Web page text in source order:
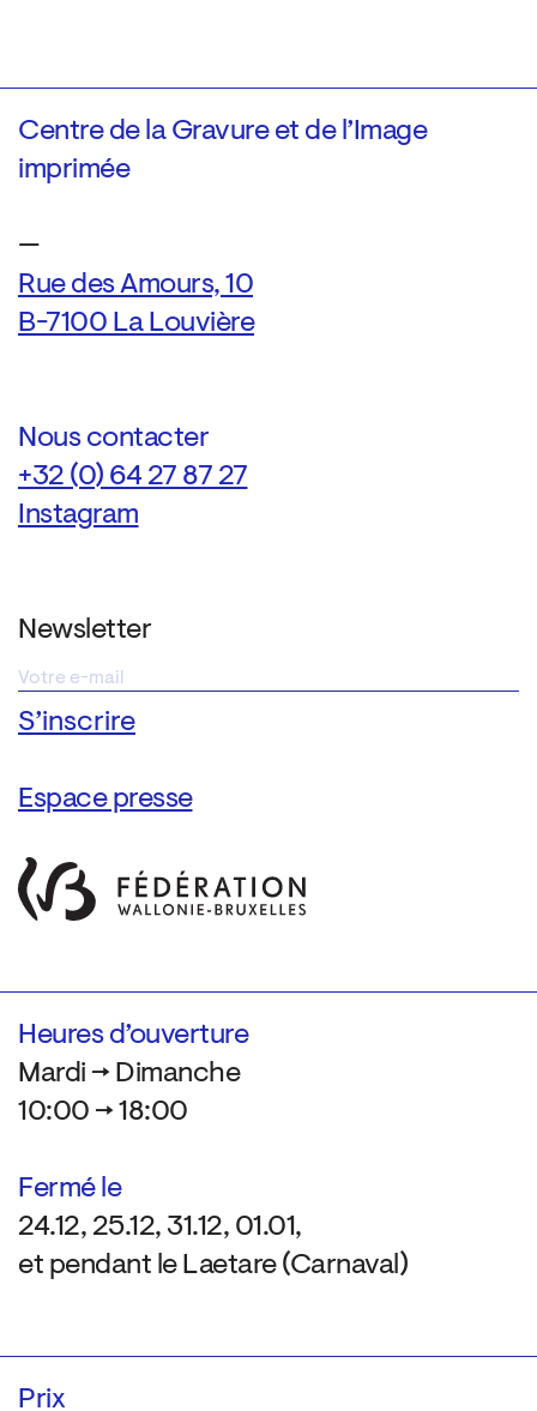
Centre de la Gravure et de l’Image
imprimée
—
Rue des Amours, 10
B-7100 La Louvière
Nous contacter
+32 (0) 64 27 87 27
Instagram
Newsletter
Espace presse
Heures d’ouverture
Mardi → Dimanche
10:00 → 18:00
Fermé le
24.12, 25.12, 31.12, 01.01,
et pendant le Laetare (Carnaval)
Prix